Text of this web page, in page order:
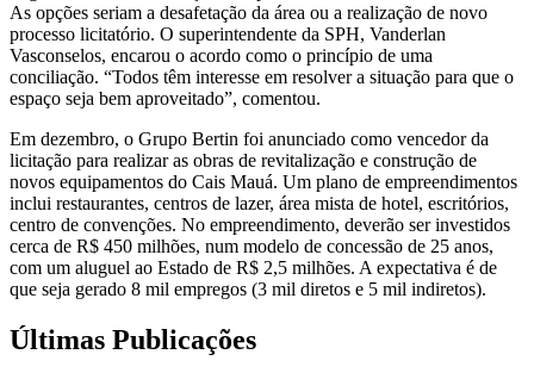
As opções seriam a desafetação da área ou a realização de novo
processo licitatório. O superintendente da SPH, Vanderlan
Vasconselos, encarou o acordo como o princípio de uma
conciliação. “Todos têm interesse em resolver a situação para que o
espaço seja bem aproveitado”, comentou.
Em dezembro, o Grupo Bertin foi anunciado como vencedor da
licitação para realizar as obras de revitalização e construção de
novos equipamentos do Cais Mauá. Um plano de empreendimentos
inclui restaurantes, centros de lazer, área mista de hotel, escritórios,
centro de convenções. No empreendimento, deverão ser investidos
cerca de R$ 450 milhões, num modelo de concessão de 25 anos,
com um aluguel ao Estado de R$ 2,5 milhões. A expectativa é de
que seja gerado 8 mil empregos (3 mil diretos e 5 mil indiretos).
Últimas Publicações